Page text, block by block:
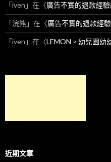
「iven 」在〈廣告不實的退款經驗
「浣熊 」在〈廣告不實的退款經
「iven 」在〈LEMON。幼兒園幼
近期文章